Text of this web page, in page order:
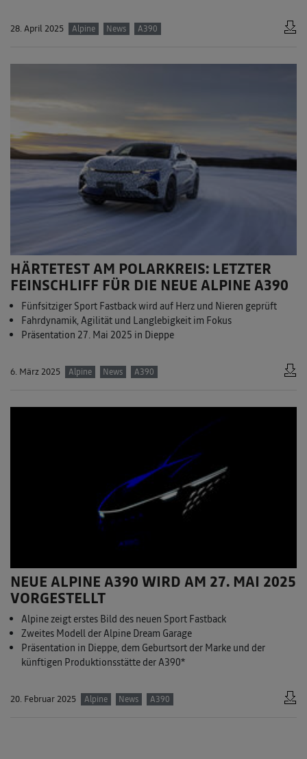
28. April 2025 Alpine News A390
HÄRTETEST AM POLARKREIS: LETZTER
FEINSCHLIFF FÜR DIE NEUE ALPINE A390
Fünfsitziger Sport Fastback wird auf Herz und Nieren geprüft
Fahrdynamik, Agilität und Langlebigkeit im Fokus
Präsentation 27. Mai 2025 in Dieppe
6. März 2025 Alpine News A390
NEUE ALPINE A390 WIRD AM 27. MAI 2025
VORGESTELLT
Alpine zeigt erstes Bild des neuen Sport Fastback
Zweites Modell der Alpine Dream Garage
Präsentation in Dieppe, dem Geburtsort der Marke und der
künftigen Produktionsstätte der A390*
20. Februar 2025 Alpine News A390